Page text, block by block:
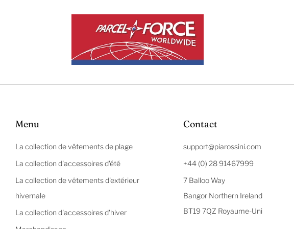
Menu
La collection de vêtements de plage
La collection d'accessoires d'été
La collection de vêtements d'extérieur
hivernale
La collection d'accessoires d'hiver
Contact
support@piarossini.com
+44 (0) 28 91467999
7 Balloo Way
Bangor Northern Ireland
BT19 7QZ Royaume-Uni